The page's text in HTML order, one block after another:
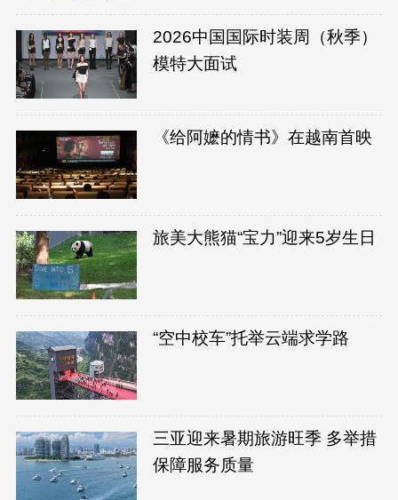
2026中国国际时装周（秋季）
模特大面试
《给阿嬷的情书》在越南首映
旅美大熊猫“宝力”迎来5岁生日
“空中校车”托举云端求学路
三亚迎来暑期旅游旺季 多举措
保障服务质量